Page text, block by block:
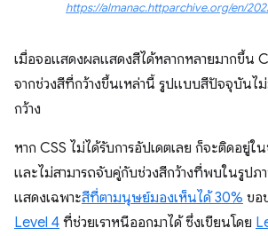
https://almanac.httparchive.org/en/
เมื่อจอแสดงผลแสดงสีได้หลากหลายมากขึ้น
จากช่วงสีที่กว้างขึ้นเหล่านี้ รูปแบบสีปัจจุบันไ
กว้าง
หาก CSS ไม่ได้รับการอัปเดตเลย ก็จะติดอยู่ใ
และไม่สามารถจับคู่กับช่วงสีกว้างที่พบในรูปภ
แสดงเฉพาะสีที่ตามนุษย์มองเห็นได้ 30% ขอ
Level 4 ที่ช่วยเราหนีออกมาได้ ซึ่งเขียนโดย